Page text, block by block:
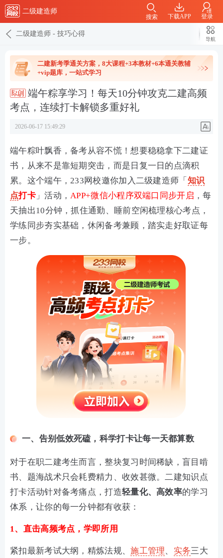
二级建造师
下载APP 登录
搜索
二级建造师 - 技巧心得
导航
二建新考季通关方案，8大课程+3本教材+6本通关教辅
+vip题库，一站式学习
端午粽享学习！每天10分钟攻克二建高频
考点，连续打卡解锁多重好礼
2026-06-17 15:49:29
端午粽叶飘香，备考从容不慌！想要稳稳拿下二建证
书，从来不是靠短期突击，而是日复一日的点滴积
累。这个端午，233网校邀你加入二级建造师 「 知识
点打卡」活动，APP+微信小程序双端口同步开启 ，每
天抽出10分钟，抓住通勤、睡前空闲梳理核心考点，
学练同步夯实基础，休闲备考兼顾，踏实走好取证每
一步。
一、告别低效死磕，科学打卡让每一天都算数
对于在职二建考生而言，整块复习时间稀缺，盲目啃
书、题海战术只会耗费精力、收效甚微。二建知识点
打卡活动针对备考痛点，打造轻量化、高效率的学习
体系，让你的每一分钟都有收获：
1、直击高频考点，学即所用
紧扣最新考试大纲，精炼法规、施工管理、 实务三大